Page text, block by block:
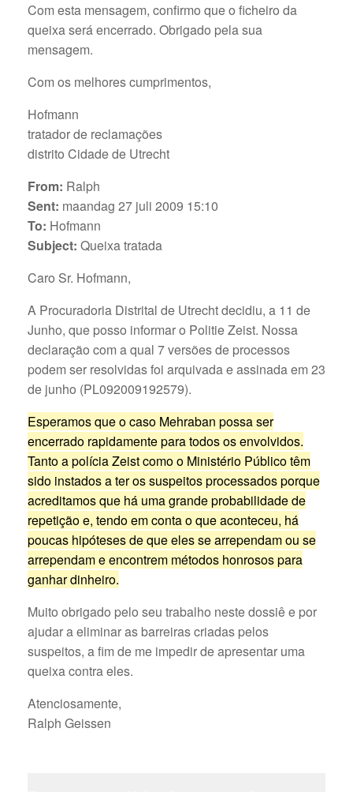
Com esta mensagem, confirmo que o ficheiro da
queixa será encerrado. Obrigado pela sua
mensagem.
Com os melhores cumprimentos,
Hofmann
tratador de reclamações
distrito Cidade de Utrecht
From: Ralph
Sent: maandag 27 juli 2009 15:10
To: Hofmann
Subject: Queixa tratada
Caro Sr. Hofmann,
A Procuradoria Distrital de Utrecht decidiu, a 11 de
Junho, que posso informar o Politie Zeist. Nossa
declaração com a qual 7 versões de processos
podem ser resolvidas foi arquivada e assinada em 23
de junho (PL092009192579).
Esperamos que o caso Mehraban possa ser
encerrado rapidamente para todos os envolvidos.
Tanto a polícia Zeist como o Ministério Público têm
sido instados a ter os suspeitos processados porque
acreditamos que há uma grande probabilidade de
repetição e, tendo em conta o que aconteceu, há
poucas hipóteses de que eles se arrependam ou se
arrependam e encontrem métodos honrosos para
ganhar dinheiro.
Muito obrigado pelo seu trabalho neste dossiê e por
ajudar a eliminar as barreiras criadas pelos
suspeitos, a fim de me impedir de apresentar uma
queixa contra eles.
Atenciosamente,
Ralph Geissen